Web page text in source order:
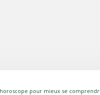
pour mieux se